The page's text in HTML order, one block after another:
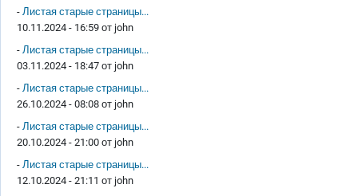
- Листая старые страницы...
10.11.2024 - 16:59 от john
- Листая старые страницы...
03.11.2024 - 18:47 от john
- Листая старые страницы...
26.10.2024 - 08:08 от john
- Листая старые страницы...
20.10.2024 - 21:00 от john
- Листая старые страницы...
12.10.2024 - 21:11 от john